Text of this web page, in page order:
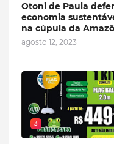
Otoni de Paula
economia
na cúpula da
agosto 12, 2023
3